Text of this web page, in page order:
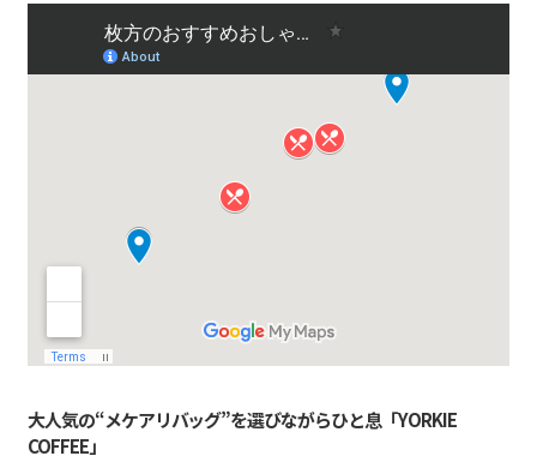
大人気の“メケアリバッグ”を選びながらひと息「YORKIE
COFFEE」